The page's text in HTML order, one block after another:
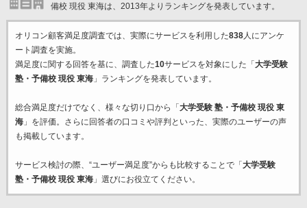
備校 現役 東海は、2013年よりランキングを発表しています。
オリコン顧客満足度調査では、実際にサービスを利用した838人にアンケ
ート調査を実施。
満足度に関する回答を基に、調査した10サービスを対象にした「 大学受験
塾・予備校 現役 東海」ランキングを発表しています。
総合満足度だけでなく、様々な切り口から「 大学受験 塾・予備校 現役 東
海」を評価。さらに回答者の口コミや評判といった、実際のユーザーの声
も掲載しています。
サービス検討の際、“ユーザー満足度”からも比較することで「 大学受験
塾・予備校 現役 東海」選びにお役立てください。